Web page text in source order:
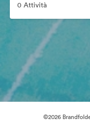
0 Attività
©2026